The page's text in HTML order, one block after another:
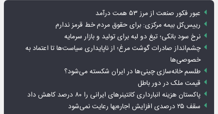
عبور فکور صنعت از مرز ۵۳ همت درآمد
رییس‌کل بیمه مرکزی: برای حقوق مردم خط قرمز ندارم
نرخ سود بانکی؛ تیغ دو لبه برای تولید و بازار سرمایه
چشم‌انداز صادرات گوشت مرغ؛ از ناپایداری سیاست‌ها تا اعتماد به
خصوصی‌ها
طلسم خانه‌سازی چینی‌ها در ایران شکسته می‌شود؟
قیمت ملک در دور باطل
پاکستان هزینه انبارداری کانتینرهای ایرانی را ۸۰ درصد کاهش داد
سقف ۲۵ درصدی افزایش اجاره‌بها رعایت نمی‌شود